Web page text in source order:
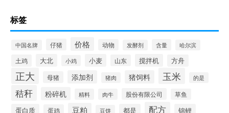
标签
中国名牌 仔猪 价格 动物 发酵剂 含量 哈尔滨
土鸡 大北 小鸡 小麦 山东 搅拌机 方舟
正大 母猪 添加剂 猪肉 猪饲料 玉米 的是
秸秆 粉碎机 精料 肉牛 股份有限公司 草鱼
蛋白质 蛋鸡 豆粕 豆饼 都是 配方 锦鲤